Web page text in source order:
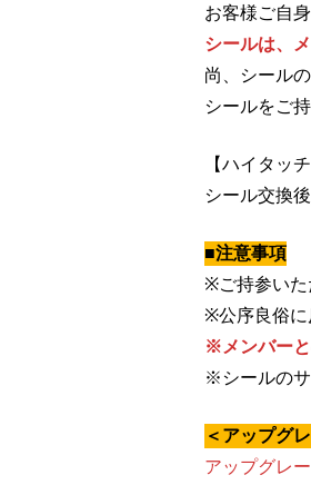
お客様ご自
シールは、
尚、シール
シールをご
【ハイタッ
シール交換
■注意事項
※ご持参いた
※公序良俗に
※メンバーと
※シールのサ
＜アップグ
アップグレ